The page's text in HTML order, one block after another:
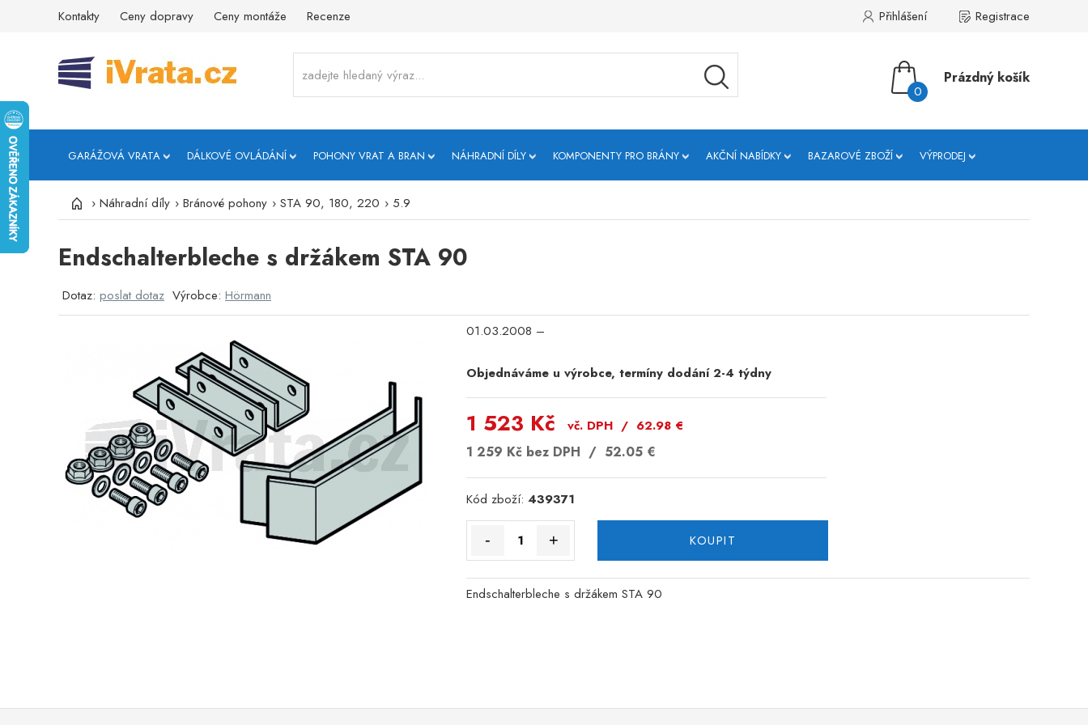
Kontakty Ceny dopravy Ceny montáže Recenze Registrace
Přihlášení
0
Prázdný košík
GARÁŽOVÁ VRATA DÁLKOVÉ OVLÁDÁNÍ POHONY VRAT A BRAN NÁHRADNÍ DÍLY KOMPONENTY PRO BRÁNY AKČNÍ NABÍDKY BAZAROVÉ ZBOŽÍ VÝPRODEJ
› Náhradní díly › Bránové pohony › STA 90, 180, 220 › 5.9
Endschalterbleche s držákem STA 90
Dotaz: poslat dotaz Výrobce: Hörmann
01.03.2008 –
Objednáváme u výrobce, termíny dodání 2-4 týdny
1 523 Kč vč. DPH / 62.98 €
1 259 Kč bez DPH / 52.05 €
Kód zboží: 439371
- + KOUPIT
Endschalterbleche s držákem STA 90